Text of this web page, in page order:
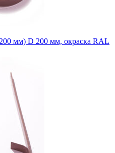
мм) D 200 мм, окраска RAL